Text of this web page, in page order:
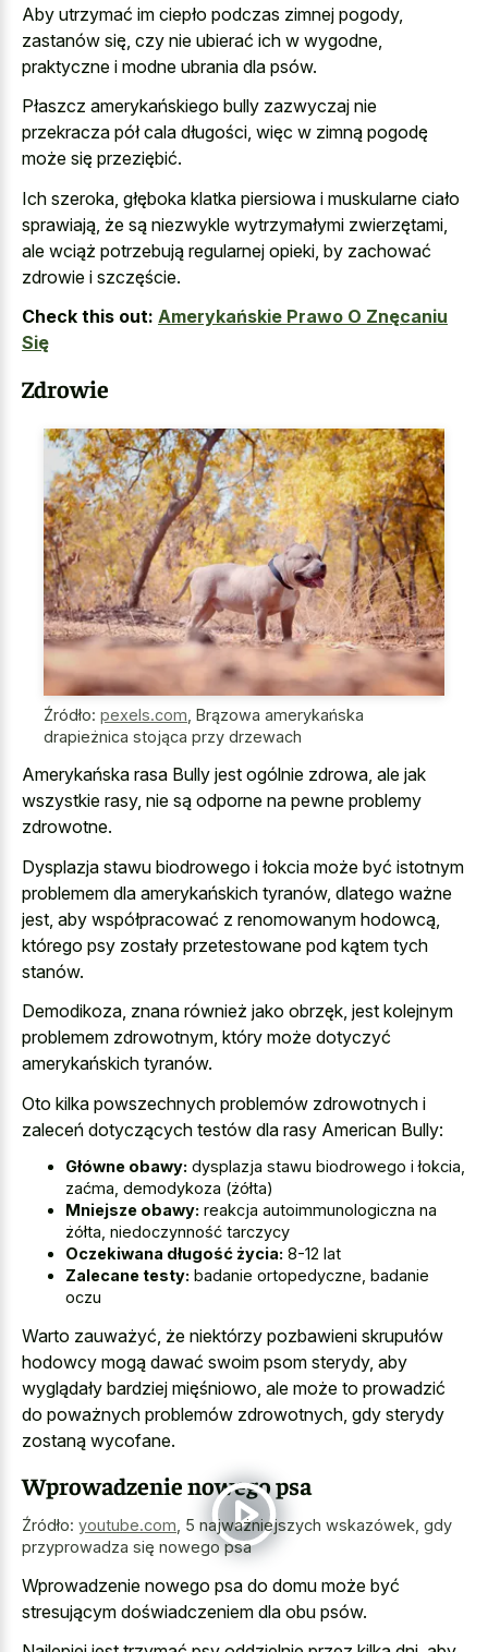
Aby utrzymać im ciepło podczas zimnej pogody,
zastanów się, czy nie ubierać ich w wygodne,
praktyczne i modne ubrania dla psów.
Płaszcz amerykańskiego bully zazwyczaj nie
przekracza pół cala długości, więc w zimną pogodę
może się przeziębić.
Ich szeroka, głęboka klatka piersiowa i muskularne ciało
sprawiają, że są niezwykle wytrzymałymi zwierzętami,
ale wciąż potrzebują regularnej opieki, by zachować
zdrowie i szczęście.
Check this out: Amerykańskie Prawo O Znęcaniu
Się
Zdrowie
Źródło: pexels.com Brązowa amerykańska
drapieżnica stojąca przy drzewach
Amerykańska rasa Bully jest ogólnie zdrowa, ale jak
wszystkie rasy, nie są odporne na pewne problemy
zdrowotne.
Dysplazja stawu biodrowego i łokcia może być istotnym
problemem dla amerykańskich tyranów, dlatego ważne
jest, aby współpracować z renomowanym hodowcą,
którego psy zostały przetestowane pod kątem tych
stanów.
Demodikoza, znana również jako obrzęk, jest kolejnym
problemem zdrowotnym, który może dotyczyć
amerykańskich tyranów.
Oto kilka powszechnych problemów zdrowotnych i
zaleceń dotyczących testów dla rasy American Bully:
Główne obawy: dysplazja stawu biodrowego i łokcia,
zaćma, demodykoza (żółta)
Mniejsze obawy: reakcja autoimmunologiczna na
żółta, niedoczynność tarczycy
Oczekiwana długość życia: 8-12 lat
Zalecane testy: badanie ortopedyczne, badanie
oczu
Warto zauważyć, że niektórzy pozbawieni skrupułów
hodowcy mogą dawać swoim psom sterydy, aby
wyglądały bardziej mięśniowo, ale może to prowadzić
do poważnych problemów zdrowotnych, gdy sterydy
zostaną wycofane.
Wprowadzenie nowego psa
Źródło: youtube.com 5 najważniejszych wskazówek, gdy
przyprowadza się nowego psa
Wprowadzenie nowego psa do domu może być
stresującym doświadczeniem dla obu psów.